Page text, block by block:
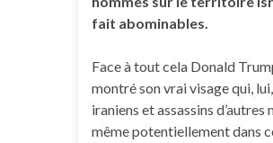
fait abominables.
Face à tout cela Donald
montré son vrai visage qui,
iraniens et assassins
même potentiellement dans